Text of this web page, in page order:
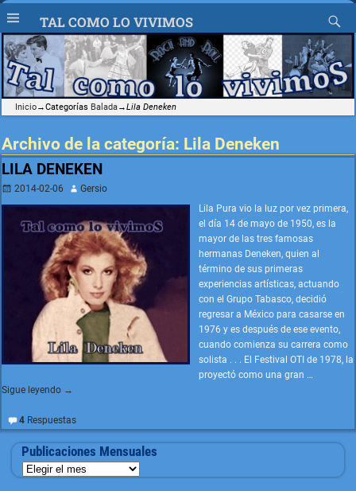
TAL COMO LO VIVIMOS
Inicio→Categorías Balada→Lila Deneken
Archivo de la categoría: Lila Deneken
LILA DENEKEN
2014-02-06
Gersio
Lila Pura vio la luz por vez primera,
el día 14 de mayo de 1950, es la
mayor de las tres famosas
hermanas Deneken, quien al
término de sus primeras
experiencias artísticas, actuando
con el Grupo Tabasco, decidió
regresar a México para casarse en
1976 y es después de ese evento,
cuando comienza su carrera como
solista . . . El Festival OTI de 1978, la
proyectó como una gran …
Sigue leyendo →
4Respuestas
Publicaciones Mensuales